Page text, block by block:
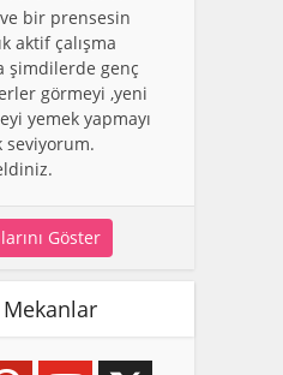
ve bir prensesin
aktif çalışma
şimdilerde genç
görmeyi ,yeni
yemek yapmayı
seviyorum.
Göster